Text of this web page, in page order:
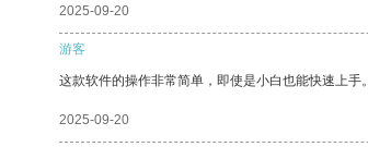
2025-09-20
游客
这款软件的操作非常简单，即使是小白也能快速上手。
2025-09-20